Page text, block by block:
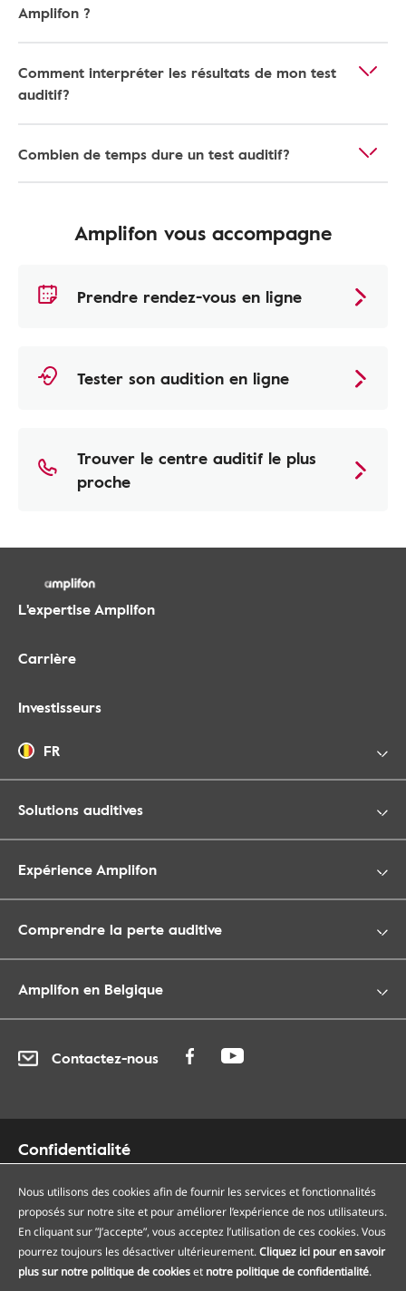
Amplifon ?
Comment interpréter les résultats de mon test
auditif?
Combien de temps dure un test auditif?
Amplifon vous accompagne
Prendre rendez-vous en ligne
Tester son audition en ligne
Trouver le centre auditif le plus
proche
L'expertise Amplifon
Carrière
Investisseurs
FR
Solutions auditives
Expérience Amplifon
Comprendre la perte auditive
Amplifon en Belgique
Contactez-nous
Confidentialité
Cookies
Accessibilité
Plan du site
Nos centres auditifs
Nos points de services
Nous utilisons des cookies afin de fournir les services et fonctionnalités
proposés sur notre site et pour améliorer l’expérience de nos utilisateurs.
En cliquant sur ”J’accepte”, vous acceptez l’utilisation de ces cookies. Vous
pourrez toujours les désactiver ultérieurement.Cliquez ici pour en savoir
plus sur notre politique de cookieset notre politique de confidentialité.